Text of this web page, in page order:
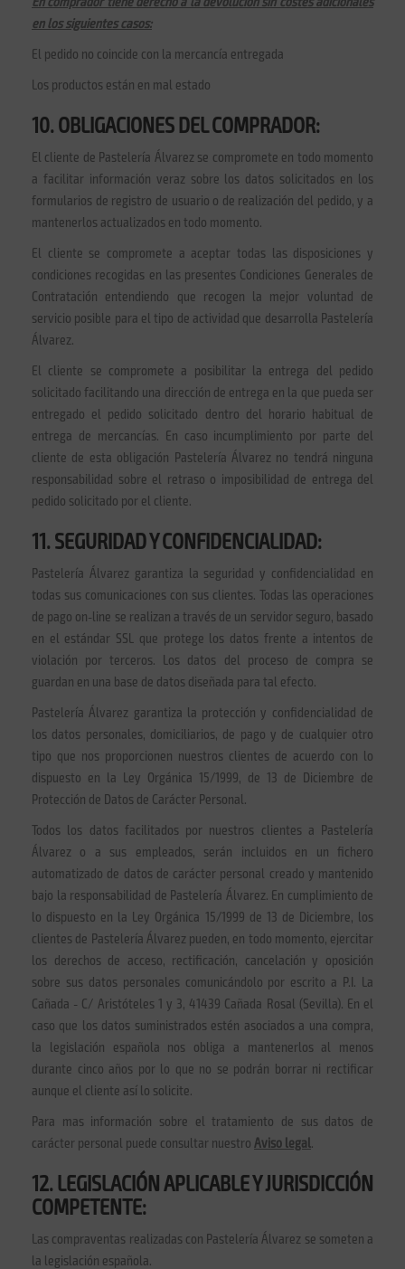
en los siguientes casos:
El pedido no coincide con la mercancía entregada
Los productos están en mal estado
10. OBLIGACIONES DEL COMPRADOR:
El cliente de Pastelería Álvarez se compromete en todo momento
a facilitar información veraz sobre los datos solicitados en los
formularios de registro de usuario o de realización del pedido, y a
mantenerlos actualizados en todo momento.
El cliente se compromete a aceptar todas las disposiciones y
condiciones recogidas en las presentes Condiciones Generales de
Contratación entendiendo que recogen la mejor voluntad de
servicio posible para el tipo de actividad que desarrolla Pastelería
Álvarez.
El cliente se compromete a posibilitar la entrega del pedido
solicitado facilitando una dirección de entrega en la que pueda ser
entregado el pedido solicitado dentro del horario habitual de
entrega de mercancías. En caso incumplimiento por parte del
cliente de esta obligación Pastelería Álvarez no tendrá ninguna
responsabilidad sobre el retraso o imposibilidad de entrega del
pedido solicitado por el cliente.
11. SEGURIDAD Y CONFIDENCIALIDAD:
Pastelería Álvarez garantiza la seguridad y confidencialidad en
todas sus comunicaciones con sus clientes. Todas las operaciones
de pago on-line se realizan a través de un servidor seguro, basado
en el estándar SSL que protege los datos frente a intentos de
violación por terceros. Los datos del proceso de compra se
guardan en una base de datos diseñada para tal efecto.
Pastelería Álvarez garantiza la protección y confidencialidad de
los datos personales, domiciliarios, de pago y de cualquier otro
tipo que nos proporcionen nuestros clientes de acuerdo con lo
dispuesto en la Ley Orgánica 15/1999, de 13 de Diciembre de
Protección de Datos de Carácter Personal.
Todos los datos facilitados por nuestros clientes a Pastelería
Álvarez o a sus empleados, serán incluidos en un fichero
automatizado de datos de carácter personal creado y mantenido
bajo la responsabilidad de Pastelería Álvarez. En cumplimiento de
lo dispuesto en la Ley Orgánica 15/1999 de 13 de Diciembre, los
clientes de Pastelería Álvarez pueden, en todo momento, ejercitar
los derechos de acceso, rectificación, cancelación y oposición
sobre sus datos personales comunicándolo por escrito a P.I. La
Cañada - C/ Aristóteles 1 y 3, 41439 Cañada Rosal (Sevilla). En el
caso que los datos suministrados estén asociados a una compra,
la legislación española nos obliga a mantenerlos al menos
durante cinco años por lo que no se podrán borrar ni rectificar
aunque el cliente así lo solicite.
Para mas información sobre el tratamiento de sus datos de
carácter personal puede consultar nuestro Aviso legal.
12. LEGISLACIÓN APLICABLE Y JURISDICCIÓN
COMPETENTE:
Las compraventas realizadas con Pastelería Álvarez se someten a
la legislación española.